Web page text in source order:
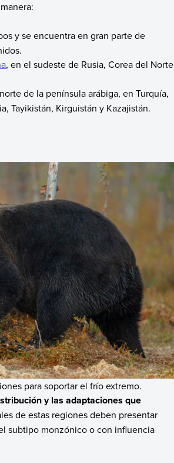
y se encuentra en gran parte de
, en el sudeste de Rusia, Corea del Norte
de la península arábiga, en Turquía,
Tayikistán, Kirguistán y Kazajistán.
para soportar el frío extremo.
y las adaptaciones que
de estas regiones deben presentar
subtipo monzónico o con influencia